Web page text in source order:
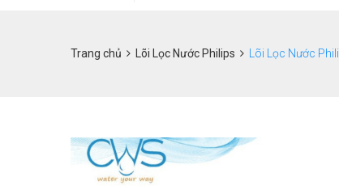
Trang chủ Lõi Lọc Nước Philips Lõi Lọc Nước